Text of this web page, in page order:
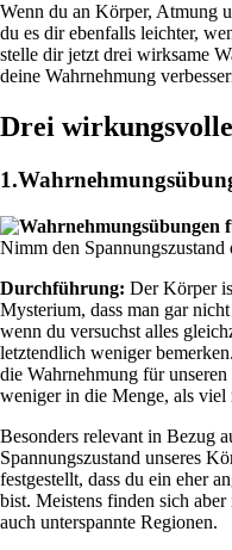
Wenn du an Körper, Atmung
du es dir ebenfalls leichter,
stelle dir jetzt drei wirksame
deine Wahrnehmung
Drei
Nimm den Spannungszustand
Durchführung: Der Körper
Mysterium, dass man gar
wenn du versuchst alles
letztendlich weniger
die Wahrnehmung für
weniger in die Menge, als viel
Besonders relevant in Bezug
Spannungszustand unseres
festgestellt, dass du ein eher
bist. Meistens finden sich
auch unterspannte Regionen.